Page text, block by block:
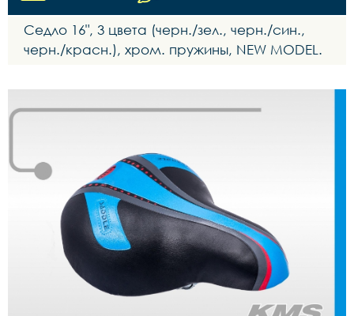
Седло 16", 3 цвета (черн./зел., черн./син.,
черн./красн.), хром. пружины, NEW MODEL.